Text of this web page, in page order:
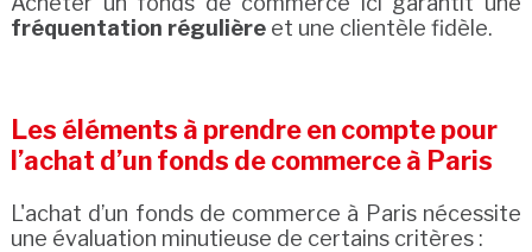
fréquentation régulièreet une clientèle fidèle.
Les éléments à prendre en compte pour
l’achat d’un fonds de commerce à Paris
L'achat d’un fonds de commerce à Paris nécessite
une évaluation minutieuse de certains critères :